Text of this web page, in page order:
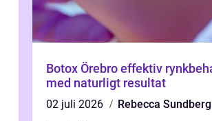
Botox Örebro effektiv rynkbehandling
med naturligt resultat
02 juli 2026
Rebecca Sundberg